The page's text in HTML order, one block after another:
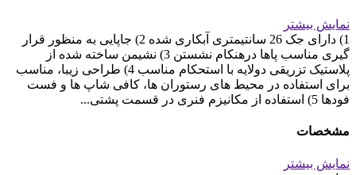
نمایش بیشتر
1) دارای جک 26 سانتیمتری آبکاری شده 2) جاپایی به منظور قرار
گیری مناسب پاها درهنکام نشستن 3) نشیمن ساخته شده از
پلاستیک تزریقی دولایه با استحکام مناسب 4) طراحی زیبا، مناسب
برای استفاده در محیط های رستوران ها، کافی شاپ ها و فست
فودها 5) استفاده از مکانیزم فنری در قسمت پشتی...
مشخصات
نمایش بیشتر